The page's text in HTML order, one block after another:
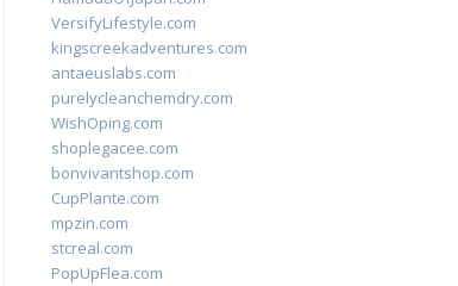
VersifyLifestyle.com
kingscreekadventures.com
antaeuslabs.com
purelycleanchemdry.com
WishOping.com
shoplegacee.com
bonvivantshop.com
CupPlante.com
mpzin.com
stcreal.com
PopUpFlea.com